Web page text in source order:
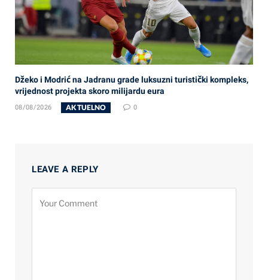
Džeko i Modrić na Jadranu grade luksuzni turistički kompleks,
vrijednost projekta skoro milijardu eura
08/08/2026 AKTUELNO 0
LEAVE A REPLY